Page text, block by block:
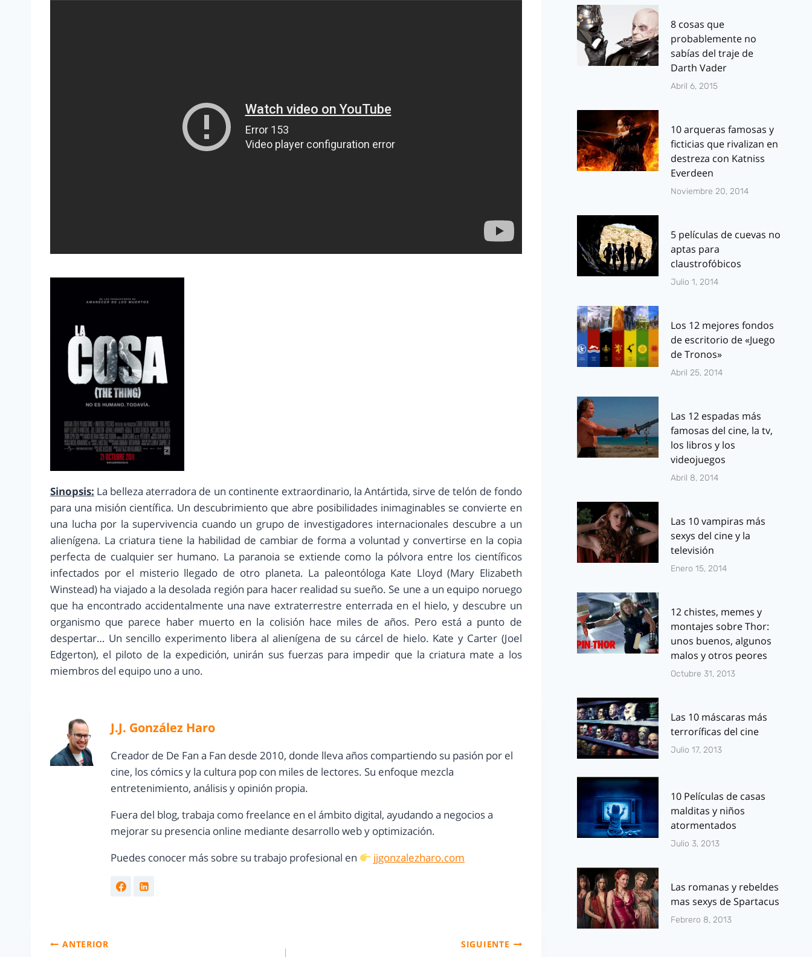
Sinopsis: La belleza aterradora de un continente extraordinario, la Antártida, sirve de telón de fondo
para una misión científica. Un descubrimiento que abre posibilidades inimaginables se convierte en
una lucha por la supervivencia cuando un grupo de investigadores internacionales descubre a un
alienígena. La criatura tiene la habilidad de cambiar de forma a voluntad y convertirse en la copia
perfecta de cualquier ser humano. La paranoia se extiende como la pólvora entre los científicos
infectados por el misterio llegado de otro planeta. La paleontóloga Kate Lloyd (Mary Elizabeth
Winstead) ha viajado a la desolada región para hacer realidad su sueño. Se une a un equipo noruego
que ha encontrado accidentalmente una nave extraterrestre enterrada en el hielo, y descubre un
organismo que parece haber muerto en la colisión hace miles de años. Pero está a punto de
despertar… Un sencillo experimento libera al alienígena de su cárcel de hielo. Kate y Carter (Joel
Edgerton), el piloto de la expedición, unirán sus fuerzas para impedir que la criatura mate a los
miembros del equipo uno a uno.
J.J. González Haro
Creador de De Fan a Fan desde 2010, donde lleva años compartiendo su pasión por el
cine, los cómics y la cultura pop con miles de lectores. Su enfoque mezcla
entretenimiento, análisis y opinión propia.
Fuera del blog, trabaja como freelance en el ámbito digital, ayudando a negocios a
mejorar su presencia online mediante desarrollo web y optimización.
Puedes conocer más sobre su trabajo profesional en
jjgonzalezharo.com
ANTERIOR SIGUIENTE
8 cosas que
probablemente no
sabías del traje de
Darth Vader
Abril 6, 2015
10 arqueras famosas y
ficticias que rivalizan en
destreza con Katniss
Everdeen
Noviembre 20, 2014
5 películas de cuevas no
aptas para
claustrofóbicos
Julio 1, 2014
Los 12 mejores fondos
de escritorio de «Juego
de Tronos»
Abril 25, 2014
Las 12 espadas más
famosas del cine, la tv,
los libros y los
videojuegos
Abril 8, 2014
Las 10 vampiras más
sexys del cine y la
televisión
Enero 15, 2014
12 chistes, memes y
montajes sobre Thor:
unos buenos, algunos
malos y otros peores
Octubre 31, 2013
Las 10 máscaras más
terroríficas del cine
Julio 17, 2013
10 Películas de casas
malditas y niños
atormentados
Julio 3, 2013
Las romanas y rebeldes
mas sexys de Spartacus
Febrero 8, 2013